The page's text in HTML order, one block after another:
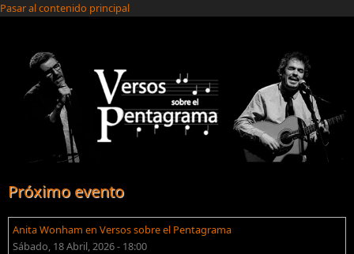
Pasar al contenido principal
Próximo evento
Anita Wonham en Versos sobre el Pentagrama
Sábado, 18 Abril, 2026 - 18:00